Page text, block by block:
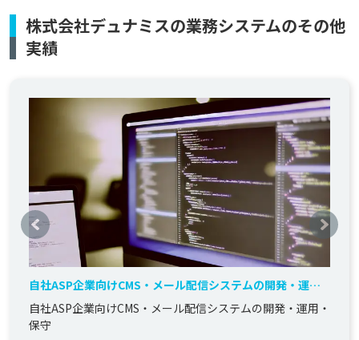
株式会社デュナミスの業務システムのその他
実績
自社ASP企業向けCMS・メール配信システムの開発・運
用・保守
自社ASP企業向けCMS・メール配信システムの開発・運用・
保守